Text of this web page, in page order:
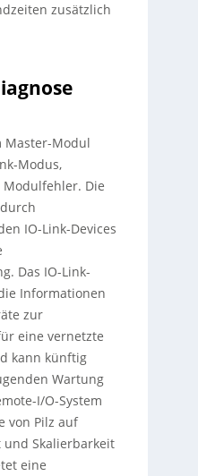
zusätzlich
Master-Modul
Modus,
Die
IO-Link-Devices
Das IO-Link-
Informationen
zur
eine vernetzte
kann künftig
Wartung
I/O-System
von Pilz auf
Skalierbarkeit
eine